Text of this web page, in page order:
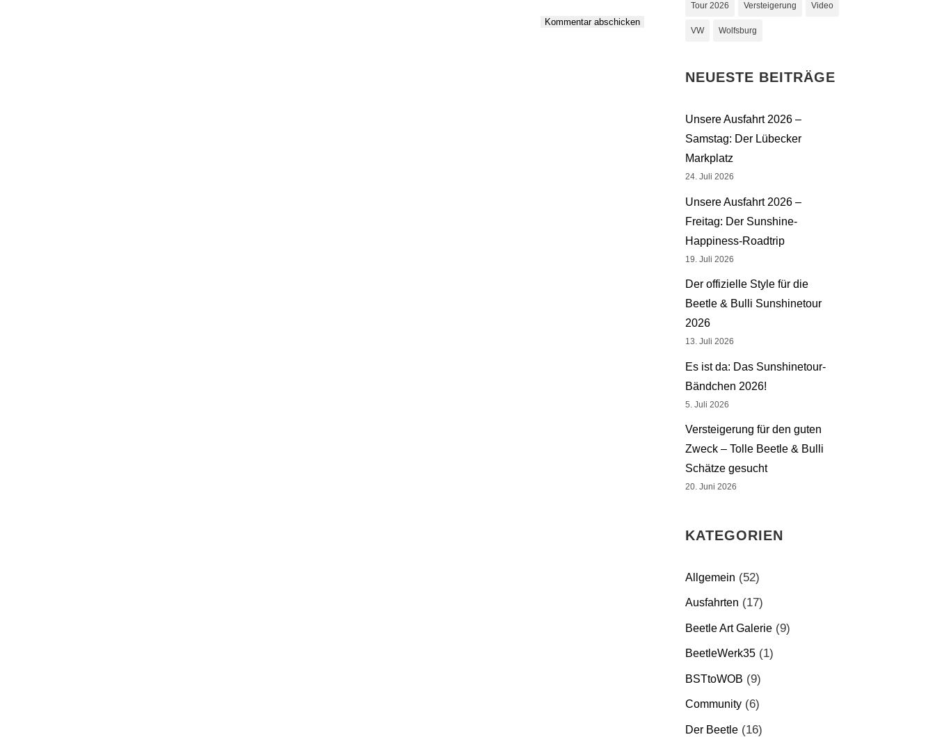
Kommentar abschicken
Tour 2026 Versteigerung Video
VW Wolfsburg
NEUESTE BEITRÄGE
Unsere Ausfahrt 2026 –
Samstag: Der Lübecker
Markplatz
24. Juli 2026
Unsere Ausfahrt 2026 –
Freitag: Der Sunshine-
Happiness-Roadtrip
19. Juli 2026
Der offizielle Style für die
Beetle & Bulli Sunshinetour
2026
13. Juli 2026
Es ist da: Das Sunshinetour-
Bändchen 2026!
5. Juli 2026
Versteigerung für den guten
Zweck – Tolle Beetle & Bulli
Schätze gesucht
20. Juni 2026
KATEGORIEN
Allgemein (52)
Ausfahrten (17)
Beetle Art Galerie (9)
BeetleWerk35 (1)
BSTtoWOB (9)
Community (6)
Der Beetle (16)